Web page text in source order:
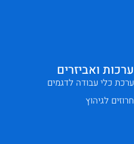
ערכות ואביזרים
ערכת כלי עבודה לדגמים
חרוזים לגיהוץ